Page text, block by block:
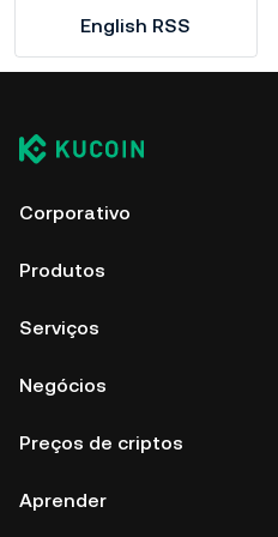
English RSS
Corporativo
Produtos
Serviços
Negócios
Preços de criptos
Aprender